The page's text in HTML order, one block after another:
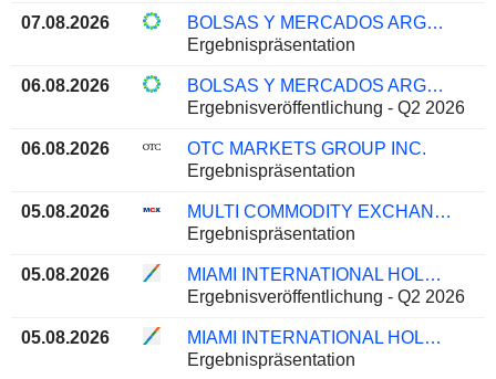
07.08.2026
BOLSAS Y MERCADOS ARGENTINOS S.A.
Ergebnispräsentation
06.08.2026
BOLSAS Y MERCADOS ARGENTINOS S.A.
Ergebnisveröffentlichung - Q2 2026
06.08.2026
OTC MARKETS GROUP INC.
Ergebnispräsentation
05.08.2026
MULTI COMMODITY EXCHANGE OF INDIA LIMITED
Ergebnispräsentation
05.08.2026
MIAMI INTERNATIONAL HOLDINGS, INC.
Ergebnisveröffentlichung - Q2 2026
05.08.2026
MIAMI INTERNATIONAL HOLDINGS, INC.
Ergebnispräsentation